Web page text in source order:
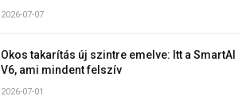
2026-07-07
Okos takarítás új szintre emelve: Itt a SmartAI
V6, ami mindent felszív
2026-07-01